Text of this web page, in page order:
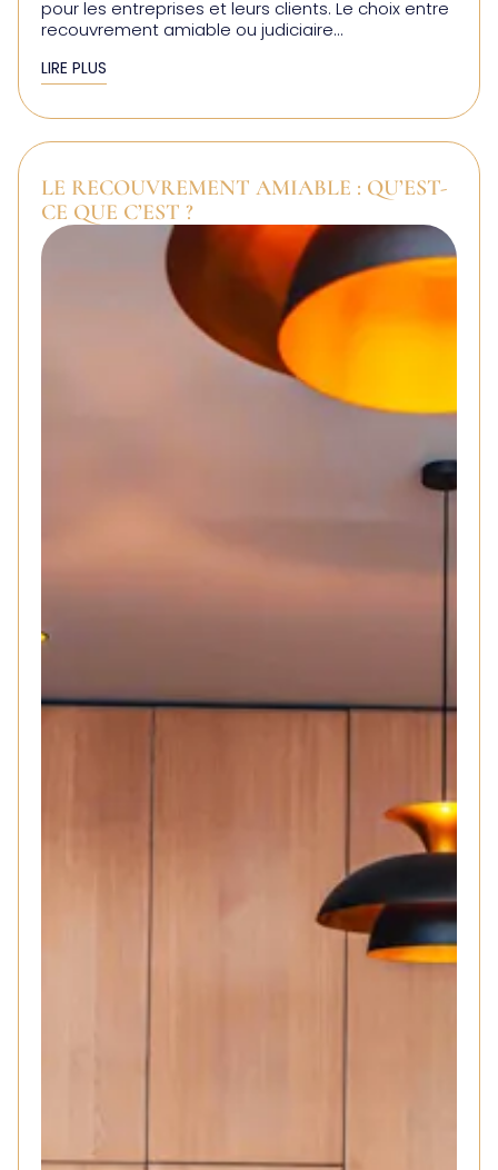
pour les entreprises et leurs clients. Le choix entre
recouvrement amiable ou judiciaire...
LIRE PLUS
LE RECOUVREMENT AMIABLE : QU’EST-
CE QUE C’EST ?